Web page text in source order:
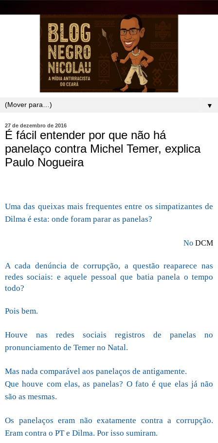
▼
27 de dezembro de 2016
É fácil entender por que não há
panelaço contra Michel Temer, explica
Paulo Nogueira
Uma das queixas mais frequentes entre os simpatizantes de
Dilma é esta: onde foram parar as panelas?
No DCM
A cada denúncia de corrupção, a questão reaparece nas
redes sociais: e aquele pessoal que batia panela o tempo
todo?
Pois bem.
Houve nas redes sociais registros de panelas no
pronunciamento de Temer no Natal.
Mas nada comparável aos panelaços de antigamente.
Que houve com elas, as panelas? O fato é que elas já não
são as mesmas.
Os panelaços eram não exatamente contra a corrupção.
Eram contra o PT e Dilma. Por isso sumiram.